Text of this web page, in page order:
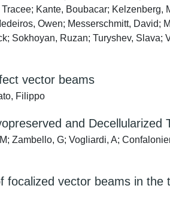
Kante, Boubacar; Kelzenberg,
Owen; Messerschmitt, David;
Sokhoyan, Ruzan; Turyshev, Slava;
vector beams
Filippo
and Decellularized
Zambello, G; Vogliardi, A;
vector beams in the